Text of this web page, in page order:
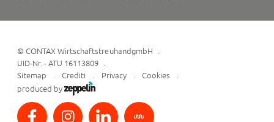
©CONTAX WirtschaftstreuhandgmbH
UID-Nr. - ATU 16113809
Sitemap
Crediti Privacy
Cookies
produced by